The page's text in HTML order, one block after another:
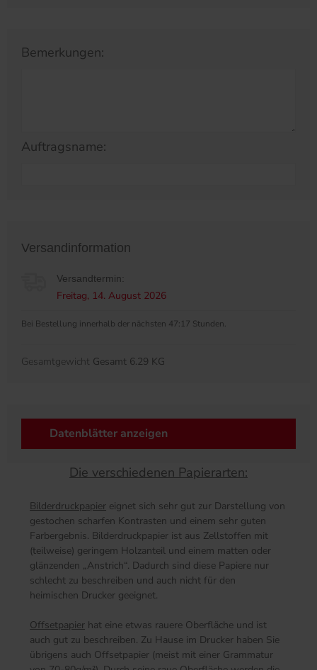
Bemerkungen:
Auftragsname:
Versandinformation
Versandtermin:
Freitag, 14. August 2026
Bei Bestellung innerhalb der nächsten 47:17 Stunden.
Gesamtgewicht Gesamt 6.29 KG
Datenblätter anzeigen
Die verschiedenen Papierarten:
Bilderdruckpapier eignet sich sehr gut zur Darstellung von
gestochen scharfen Kontrasten und einem sehr guten
Farbergebnis. Bilderdruckpapier ist aus Zellstoffen mit
(teilweise) geringem Holzanteil und einem matten oder
glänzenden „Anstrich“. Dadurch sind diese Papiere nur
schlecht zu beschreiben und auch nicht für den
heimischen Drucker geeignet.
Offsetpapier hat eine etwas rauere Oberfläche und ist
auch gut zu beschreiben. Zu Hause im Drucker haben Sie
übrigens auch Offsetpapier (meist mit einer Grammatur